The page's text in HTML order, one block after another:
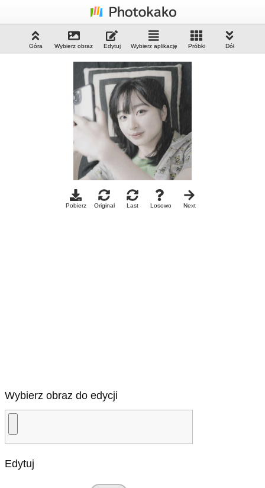
Góra Wybierz obraz Edytuj Wybierz aplikację Próbki Dół
Pobierz Original Last Losowo Next
Wybierz obraz do edycji
Edytuj